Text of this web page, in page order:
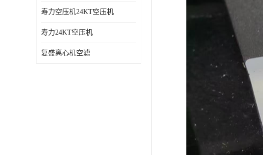
寿力空压机24KT空压机
寿力24KT空压机
复盛离心机空滤